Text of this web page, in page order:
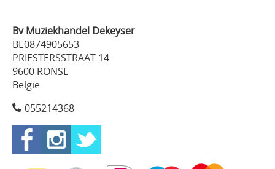
Bv Muziekhandel Dekeyser
BE0874905653
PRIESTERSSTRAAT 14
9600 RONSE
België
055214368